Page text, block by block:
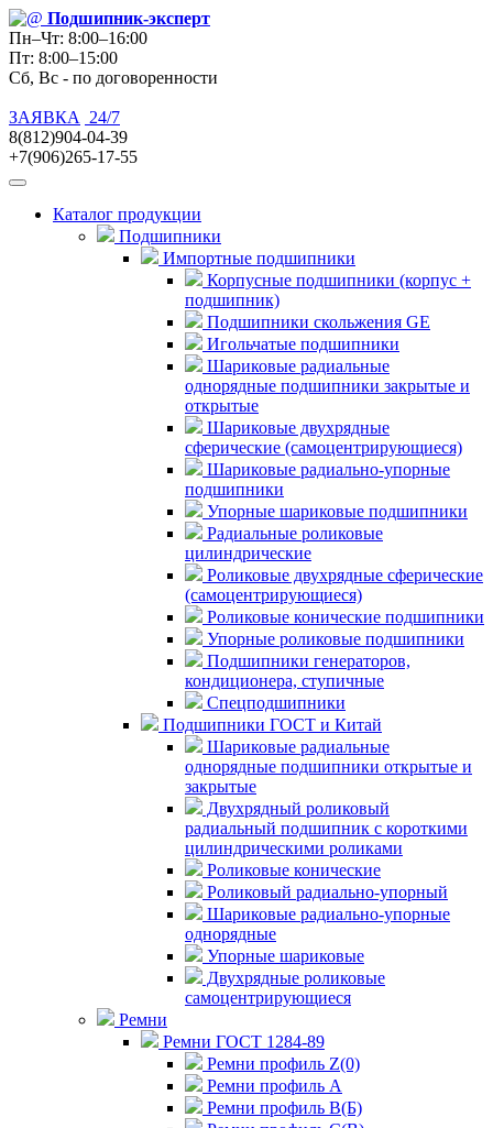
Подшипник-эксперт
Пн–Чт: 8:00–16:00
Пт: 8:00–15:00
Сб, Вс - по договоренности
ЗАЯВКА
24/7
8(812)904-04-39
+7(906)265-17-55
Каталог продукции
Подшипники
Импортные подшипники
Корпусные подшипники (корпус +
подшипник)
Подшипники скольжения GE
Игольчатые подшипники
Шариковые радиальные
однорядные подшипники закрытые и
открытые
Шариковые двухрядные
сферические (самоцентрирующиеся)
Шариковые радиально-упорные
подшипники
Упорные шариковые подшипники
Радиальные роликовые
цилиндрические
Роликовые двухрядные сферические
(самоцентрирующиеся)
Роликовые конические подшипники
Упорные роликовые подшипники
Подшипники генераторов,
кондиционера, ступичные
Спецподшипники
Подшипники ГОСТ и Китай
Шариковые радиальные
однорядные подшипники открытые и
закрытые
Двухрядный роликовый
радиальный подшипник с короткими
цилиндрическими роликами
Роликовые конические
Роликовый радиально-упорный
Шариковые радиально-упорные
однорядные
Упорные шариковые
Двухрядные роликовые
самоцентрирующиеся
Ремни
Ремни ГОСТ 1284-89
Ремни профиль Z(0)
Ремни профиль А
Ремни профиль В(Б)